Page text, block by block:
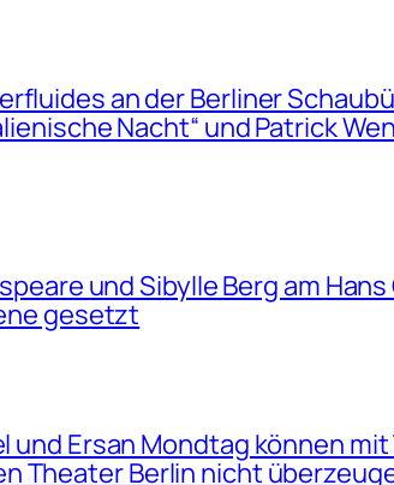
an der Berliner
Nacht“ und Patrick
und Sibylle Berg am
gesetzt
und Ersan Mondtag können
Theater Berlin nicht